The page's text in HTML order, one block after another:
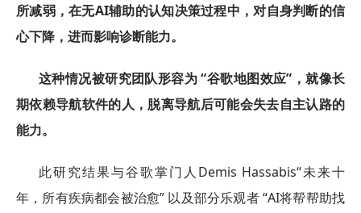
所减弱，在无AI辅助的认知决策过程中，对自身判断的信
心下降，进而影响诊断能力。
这种情况被研究团队形容为 “谷歌地图效应”，就像长
期依赖导航软件的人，脱离导航后可能会失去自主认路的
能力。
此研究结果与谷歌掌门人Demis Hassabis“未来十
年，所有疾病都会被治愈” 以及部分乐观者 “AI将帮帮助找